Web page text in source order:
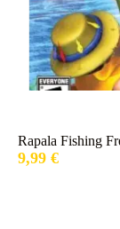
Rapala Fishing
9,99 €